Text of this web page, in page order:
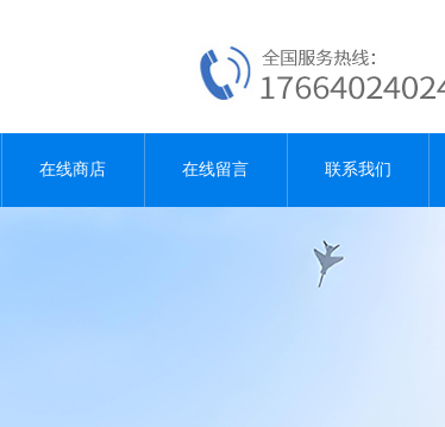
在线商店 在线留言 联系我们